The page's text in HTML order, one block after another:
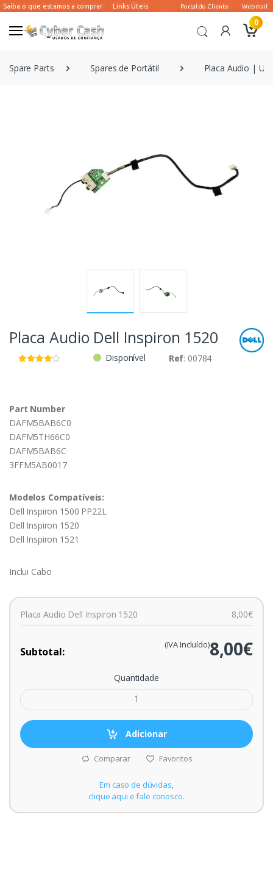
0
Spare Parts Spares de Portátil Placa Audio |
Placa Audio Dell Inspiron 1520
Disponível Ref: 00784
Part Number
DAFM5BAB6C0
DAFM5TH66C0
DAFM5BAB6C
3FFM5AB0017
Modelos Compatíveis:
Dell Inspiron 1500 PP22L
Dell Inspiron 1520
Dell Inspiron 1521
Inclui Cabo
Placa Audio Dell Inspiron 1520 8,00€
Subtotal: 8,00€
(IVA Incluído)
Quantidade
Adicionar
Comparar Favoritos
Em caso de dúvidas,
clique aqui e fale conosco.